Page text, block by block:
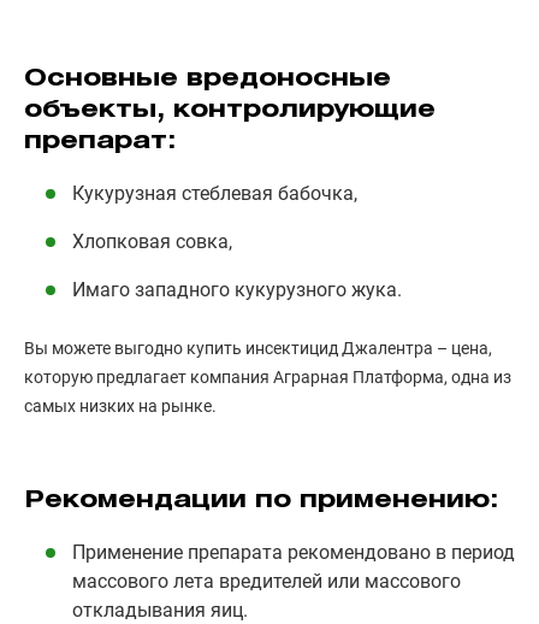
Основные вредоносные
объекты, контролирующие
препарат:
Кукурузная стеблевая бабочка,
Хлопковая совка,
Имаго западного кукурузного жука.
Вы можете выгодно купить инсектицид Джалентра – цена,
которую предлагает компания Аграрная Платформа, одна из
самых низких на рынке.
Рекомендации по применению:
Применение препарата рекомендовано в период
массового лета вредителей или массового
откладывания яиц.